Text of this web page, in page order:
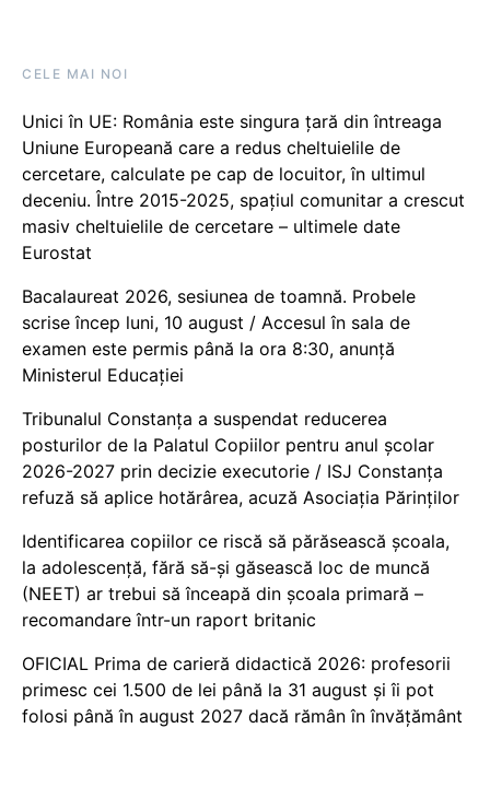
CELE MAI NOI
Unici în UE: România este singura țară din întreaga
Uniune Europeană care a redus cheltuielile de
cercetare, calculate pe cap de locuitor, în ultimul
deceniu. Între 2015-2025, spațiul comunitar a crescut
masiv cheltuielile de cercetare – ultimele date
Eurostat
Bacalaureat 2026, sesiunea de toamnă. Probele
scrise încep luni, 10 august / Accesul în sala de
examen este permis până la ora 8:30, anunță
Ministerul Educației
Tribunalul Constanța a suspendat reducerea
posturilor de la Palatul Copiilor pentru anul școlar
2026-2027 prin decizie executorie / ISJ Constanța
refuză să aplice hotărârea, acuză Asociația Părinților
Identificarea copiilor ce riscă să părăsească școala,
la adolescență, fără să-și găsească loc de muncă
(NEET) ar trebui să înceapă din școala primară –
recomandare într-un raport britanic
OFICIAL Prima de carieră didactică 2026: profesorii
primesc cei 1.500 de lei până la 31 august și îi pot
folosi până în august 2027 dacă rămân în învățământ